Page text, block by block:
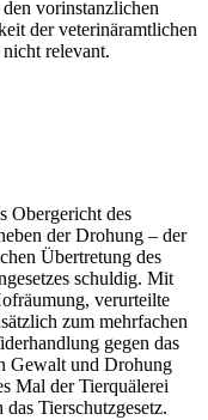
den vorinstanzlichen
der veterinäramtlichen
relevant.
Obergericht des
der Drohung – der
Übertretung des
schuldig. Mit
verurteilte
zum mehrfachen
gegen das
Gewalt und Drohung
Mal der Tierquälerei
Tierschutzgesetz.